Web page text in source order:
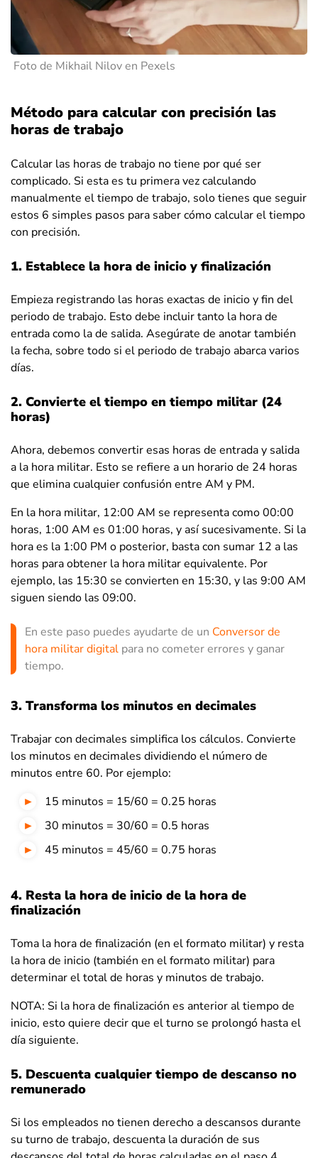
Foto de Mikhail Nilov en Pexels
Método para calcular con precisión las
horas de trabajo
Calcular las horas de trabajo no tiene por qué ser
complicado. Si esta es tu primera vez calculando
manualmente el tiempo de trabajo, solo tienes que seguir
estos 6 simples pasos para saber cómo calcular el tiempo
con precisión.
1. Establece la hora de inicio y finalización
Empieza registrando las horas exactas de inicio y fin del
periodo de trabajo. Esto debe incluir tanto la hora de
entrada como la de salida. Asegúrate de anotar también
la fecha, sobre todo si el periodo de trabajo abarca varios
días.
2. Convierte el tiempo en tiempo militar (24
horas)
Ahora, debemos convertir esas horas de entrada y salida
a la hora militar. Esto se refiere a un horario de 24 horas
que elimina cualquier confusión entre AM y PM.
En la hora militar, 12:00 AM se representa como 00:00
horas, 1:00 AM es 01:00 horas, y así sucesivamente. Si la
hora es la 1:00 PM o posterior, basta con sumar 12 a las
horas para obtener la hora militar equivalente. Por
ejemplo, las 15:30 se convierten en 15:30, y las 9:00 AM
siguen siendo las 09:00.
En este paso puedes ayudarte de un Conversor de
hora militar digital para no cometer errores y ganar
tiempo.
3. Transforma los minutos en decimales
Trabajar con decimales simplifica los cálculos. Convierte
los minutos en decimales dividiendo el número de
minutos entre 60. Por ejemplo:
15 minutos = 15/60 = 0.25 horas
30 minutos = 30/60 = 0.5 horas
45 minutos = 45/60 = 0.75 horas
4. Resta la hora de inicio de la hora de
finalización
Toma la hora de finalización (en el formato militar) y resta
la hora de inicio (también en el formato militar) para
determinar el total de horas y minutos de trabajo.
NOTA: Si la hora de finalización es anterior al tiempo de
inicio, esto quiere decir que el turno se prolongó hasta el
día siguiente.
5. Descuenta cualquier tiempo de descanso no
remunerado
Si los empleados no tienen derecho a descansos durante
su turno de trabajo, descuenta la duración de sus